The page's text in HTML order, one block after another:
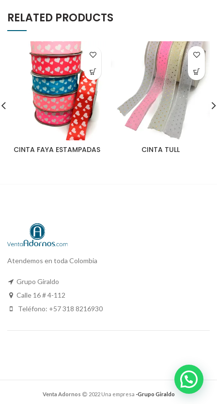
RELATED PRODUCTS
CINTA FAYA ESTAMPADAS CINTA TULL
Atendemos en toda Colombia
Grupo Giraldo
Calle 16 # 4-112
Teléfono: +57 318 8216930
Venta Adornos 2022 Una empresa -Grupo Giraldo